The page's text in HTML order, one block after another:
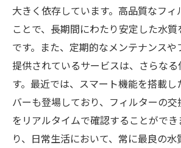
大きく依存しています。高品質なフィ
ことで、長期間にわたり安定した水
です。また、定期的なメンテナンス
提供されているサービスは、さらな
す。最近では、スマート機能を搭載し
バーも登場しており、フィルターの
をリアルタイムで確認することができ
り、日常生活において、常に最良の水